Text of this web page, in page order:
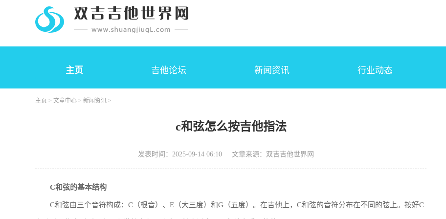
主页 吉他论坛 新闻资讯 行业动态
主页 > 文章中心 > 新闻资讯 >
c和弦怎么按吉他指法
发表时间：2025-09-14 06:10 文章来源：双吉吉他世界网
C和弦的基本结构
C和弦由三个音符构成：C（根音）、E（大三度）和G（五度）。在吉他上，C和弦的音符分布在不同的弦上。按好C